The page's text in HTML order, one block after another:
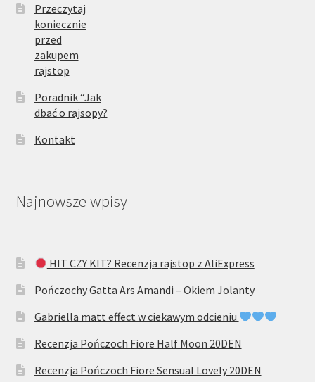
Przeczytaj
koniecznie
przed
zakupem
rajstop
Poradnik “Jak
dbać o rajsopy?
Kontakt
Najnowsze wpisy
HIT CZY KIT? Recenzja rajstop z AliExpress
Pończochy Gatta Ars Amandi – Okiem Jolanty
Gabriella matt effect w ciekawym odcieniu
Recenzja Pończoch Fiore Half Moon 20DEN
Recenzja Pończoch Fiore Sensual Lovely 20DEN